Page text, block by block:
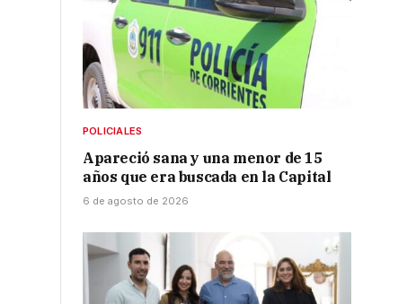
POLICIALES
Apareció sana y una menor de 15
años que era buscada en la Capital
6 de agosto de 2026